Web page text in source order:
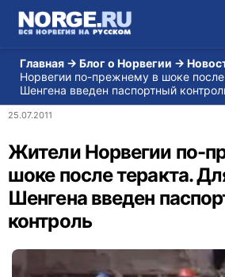
Главная → Блог о Норвегии →
Норвегии по-прежнему в шоке
Шенгена введен паспортный
25.07.2011
Жители Норвегии по-
шоке после теракта.
Шенгена введен
контроль